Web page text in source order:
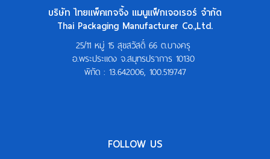
บริษัท ไทยแพ็คเกจจิ้ง แมนูแฟ็กเจอเรอร์ จำกัด
Thai Packaging Manufacturer Co.,Ltd.
25/11 หมู่ 15 สุขสวัสดิ์ 66 ต.บางครุ
อ.พระประแดง จ.สมุทรปราการ 10130
พิกัด : 13.642006, 100.519747
FOLLOW US